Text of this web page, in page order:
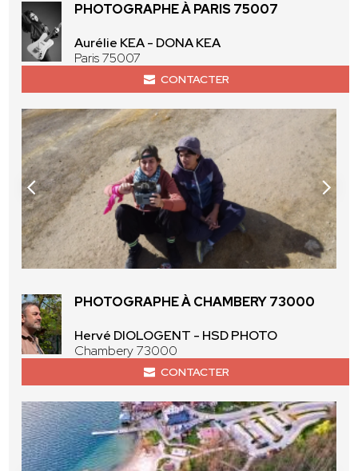
PHOTOGRAPHE À PARIS 75007
Aurélie KEA - DONA KEA
Paris 75007
CONTACTER
PHOTOGRAPHE À CHAMBERY 73000
Hervé DIOLOGENT - HSD PHOTO
Chambery 73000
CONTACTER